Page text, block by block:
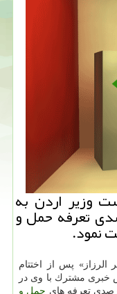
وزیر اردن به
با معافیت 75 درصدی تعرفه حمل و
نمود.
الرزاز» پس از اختتام
خبری مشترك با وی در
حمل و